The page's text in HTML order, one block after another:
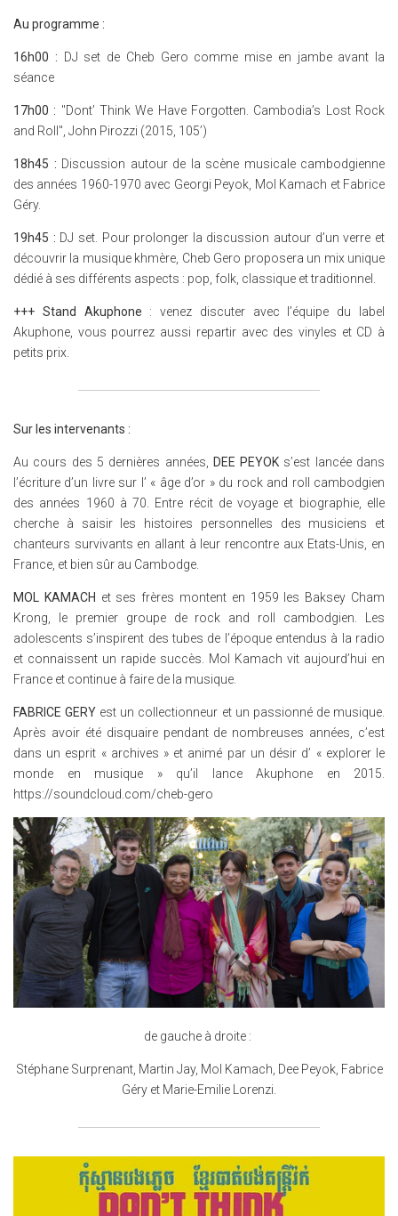
Au programme :
16h00 : DJ set de Cheb Gero comme mise en jambe avant la
séance
17h00 : "Dont’ Think We Have Forgotten. Cambodia’s Lost Rock
and Roll", John Pirozzi (2015, 105’)
18h45 : Discussion autour de la scène musicale cambodgienne
des années 1960-1970 avec Georgi Peyok, Mol Kamach et Fabrice
Géry.
19h45 : DJ set. Pour prolonger la discussion autour d’un verre et
découvrir la musique khmère, Cheb Gero proposera un mix unique
dédié à ses différents aspects : pop, folk, classique et traditionnel.
+++ Stand Akuphone : venez discuter avec l’équipe du label
Akuphone, vous pourrez aussi repartir avec des vinyles et CD à
petits prix.
Sur les intervenants :
Au cours des 5 dernières années, DEE PEYOK s’est lancée dans
l’écriture d’un livre sur l’ « âge d’or » du rock and roll cambodgien
des années 1960 à 70. Entre récit de voyage et biographie, elle
cherche à saisir les histoires personnelles des musiciens et
chanteurs survivants en allant à leur rencontre aux Etats-Unis, en
France, et bien sûr au Cambodge.
MOL KAMACH et ses frères montent en 1959 les Baksey Cham
Krong, le premier groupe de rock and roll cambodgien. Les
adolescents s’inspirent des tubes de l’époque entendus à la radio
et connaissent un rapide succès. Mol Kamach vit aujourd’hui en
France et continue à faire de la musique.
FABRICE GERY est un collectionneur et un passionné de musique.
Après avoir été disquaire pendant de nombreuses années, c’est
dans un esprit « archives » et animé par un désir d’ « explorer le
monde en musique » qu’il lance Akuphone en 2015.
https://soundcloud.com/cheb-gero
de gauche à droite :
Stéphane Surprenant, Martin Jay, Mol Kamach, Dee Peyok, Fabrice
Géry et Marie-Emilie Lorenzi.